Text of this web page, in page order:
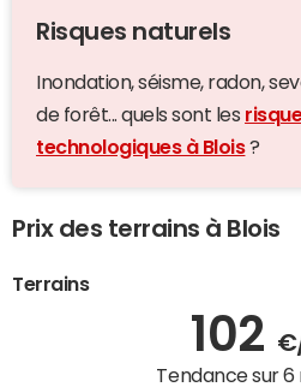
Risques naturels
Inondation, séisme, radon,
de forêt... quels sont les
technologiques à Blois?
Prix des terrains à Blois
Terrains
102
Tendance sur 6